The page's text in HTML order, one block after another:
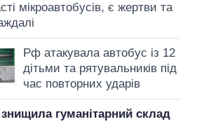
мікроавтобусів, є жертви та
Рф атакувала автобус із 12
дітьми та рятувальників під
час повторних ударів
знищила гуманітарний склад